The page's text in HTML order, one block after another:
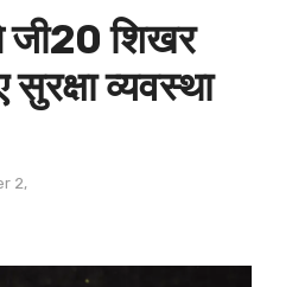
जी20 शिखर
व्‍यवस्‍था
2,